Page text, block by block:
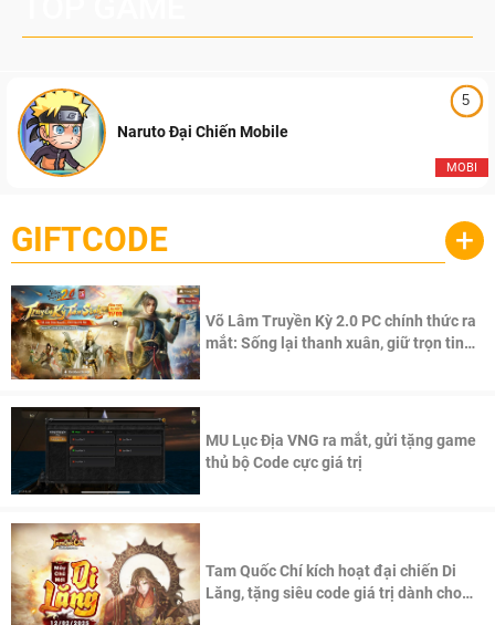
5
MOBI
Naruto Đại Chiến Mobile
GIFTCODE +
Võ Lâm Truyền Kỳ 2.0 PC chính thức ra
mắt: Sống lại thanh xuân, giữ trọn tinh
MU Lục Địa VNG ra mắt, gửi tặng game
thủ bộ Code cực giá trị
Tam Quốc Chí kích hoạt đại chiến Di
Lăng, tặng siêu code giá trị dành cho